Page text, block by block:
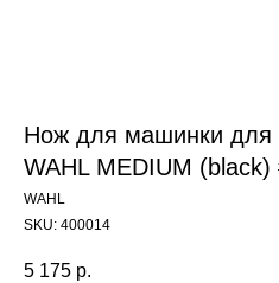
Нож для машинки для
WAHL MEDIUM (black)
WAHL
SKU: 400014
5 175 р.